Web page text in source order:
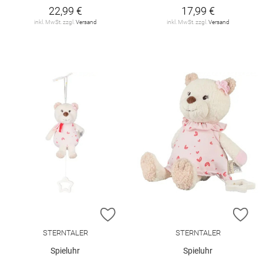
22,99 €
inkl. MwSt. zzgl. Versand
17,99 €
inkl. MwSt. zzgl. Versand
ZUR WUNSCHLISTE HINZUFÜGEN
STERNTALER
Spieluhr
STERNTALER
Spieluhr